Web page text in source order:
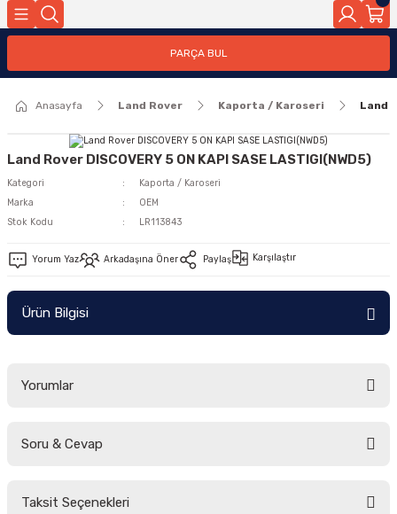
PARÇA BUL
Anasayfa Land Rover Kaporta / Karoseri Land
Land Rover DISCOVERY 5 ON KAPI SASE LASTIGI(NWD5)
Kategori
Kaporta / Karoseri
Marka
OEM
Stok Kodu
LR113843
Yorum Yaz Arkadaşına Öner Paylaş Karşılaştır
Ürün Bilgisi
Yorumlar
Soru & Cevap
Taksit Seçenekleri